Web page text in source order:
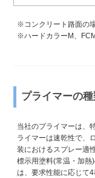
※コンクリート路面の
※ハードカラーM、
プライマーの種
当社のプライマーは、
ライマーは速乾性で、
装におけるスプレー適
標示用塗料(常温・加熱
は、要求性能に応じて4